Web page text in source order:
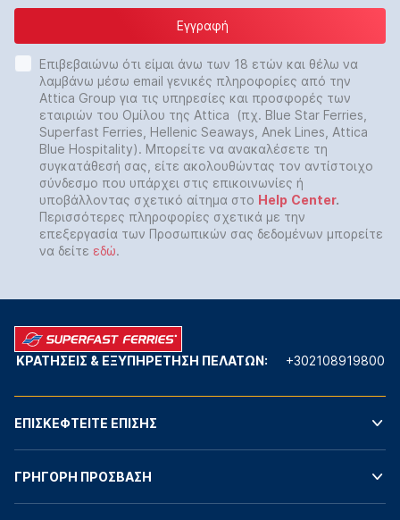
Εγγραφή
Επιβεβαιώνω ότι είμαι άνω των 18 ετών και θέλω να
λαμβάνω μέσω email γενικές πληροφορίες από την
Attica Group για τις υπηρεσίες και προσφορές των
εταιριών του Ομίλου της Attica (πχ. Blue Star Ferries,
Superfast Ferries, Hellenic Seaways, Anek Lines, Attica
Blue Hospitality). Μπορείτε να ανακαλέσετε τη
συγκατάθεσή σας, είτε ακολουθώντας τον αντίστοιχο
σύνδεσμο που υπάρχει στις επικοινωνίες ή
υποβάλλοντας σχετικό αίτημα στο Help Center.
Περισσότερες πληροφορίες σχετικά με την
επεξεργασία των Προσωπικών σας δεδομένων μπορείτε
να δείτε εδώ.
ΚΡΑΤΗΣΕΙΣ & ΕΞΥΠΗΡΕΤΗΣΗ ΠΕΛΑΤΩΝ: +302108919800
ΕΠΙΣΚΕΦΤΕΙΤΕ ΕΠΙΣΗΣ
ΓΡΗΓΟΡΗ ΠΡΟΣΒΑΣΗ